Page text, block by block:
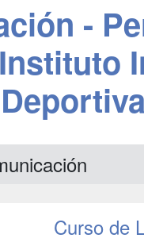
-
Curso de